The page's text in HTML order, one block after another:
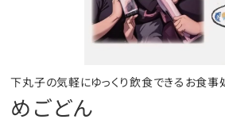
下丸子の気軽にゆっくり飲食できるお食事
めごどん